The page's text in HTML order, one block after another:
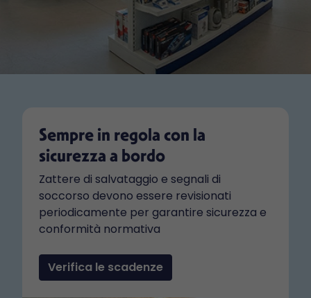
Sempre in regola con la
sicurezza a bordo
Zattere di salvataggio e segnali di
soccorso devono essere revisionati
periodicamente per garantire sicurezza e
conformità normativa
Verifica le scadenze